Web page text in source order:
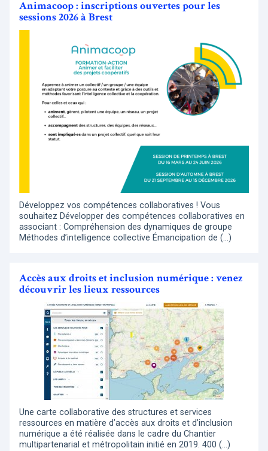
Animacoop : inscriptions ouvertes pour les
sessions 2026 à Brest
Développez vos compétences collaboratives ! Vous
souhaitez Développer des compétences collaboratives en
associant : Compréhension des dynamiques de groupe
Méthodes d’intelligence collective Émancipation de (…)
Accès aux droits et inclusion numérique : venez
découvrir les lieux ressources
Une carte collaborative des structures et services
ressources en matière d’accès aux droits et d’inclusion
numérique a été réalisée dans le cadre du Chantier
multipartenarial et métropolitain initié en 2019. 400 (…)